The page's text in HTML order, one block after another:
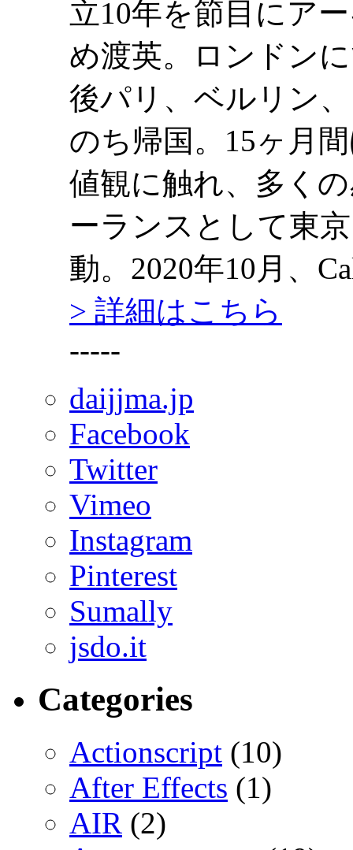
立10年を節目にア
め渡英。ロンドン
後パリ、ベルリン
のち帰国。15ヶ月
値観に触れ、多く
ーランスとして東
動。2020年10月、
> 詳細はこちら
-----
daijjma.jp
Facebook
Twitter
Vimeo
Instagram
Pinterest
Sumally
jsdo.it
Categories
Actionscript (10)
After Effects (1)
AIR (2)